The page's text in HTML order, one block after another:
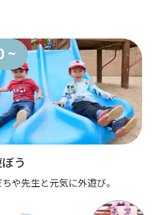
~
う
や先生と元気に外遊び。